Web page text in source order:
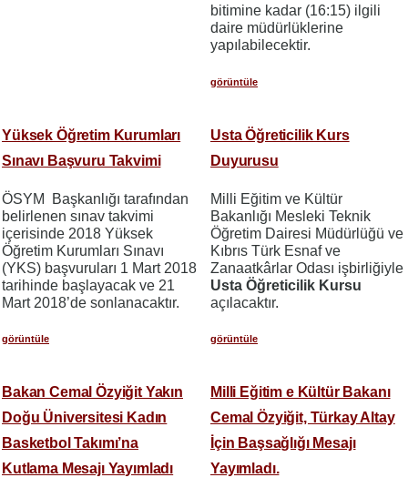
bitimine kadar (16:15) ilgili
daire müdürlüklerine
yapılabilecektir.
görüntüle
Yüksek Öğretim Kurumları
Sınavı Başvuru Takvimi
ÖSYM Başkanlığı tarafından
belirlenen sınav takvimi
içerisinde 2018 Yüksek
Öğretim Kurumları Sınavı
(YKS) başvuruları 1 Mart 2018
tarihinde başlayacak ve 21
Mart 2018’de sonlanacaktır.
görüntüle
Usta Öğreticilik Kurs
Duyurusu
Milli Eğitim ve Kültür
Bakanlığı Mesleki Teknik
Öğretim Dairesi Müdürlüğü ve
Kıbrıs Türk Esnaf ve
Zanaatkârlar Odası işbirliğiyle
Usta Öğreticilik Kursu
açılacaktır.
görüntüle
Bakan Cemal Özyiğit Yakın
Doğu Üniversitesi Kadın
Basketbol Takımı’na
Kutlama Mesajı Yayımladı
Milli Eğitim e Kültür Bakanı
Cemal Özyiğit, Türkay Altay
İçin Başsağlığı Mesajı
Yayımladı.